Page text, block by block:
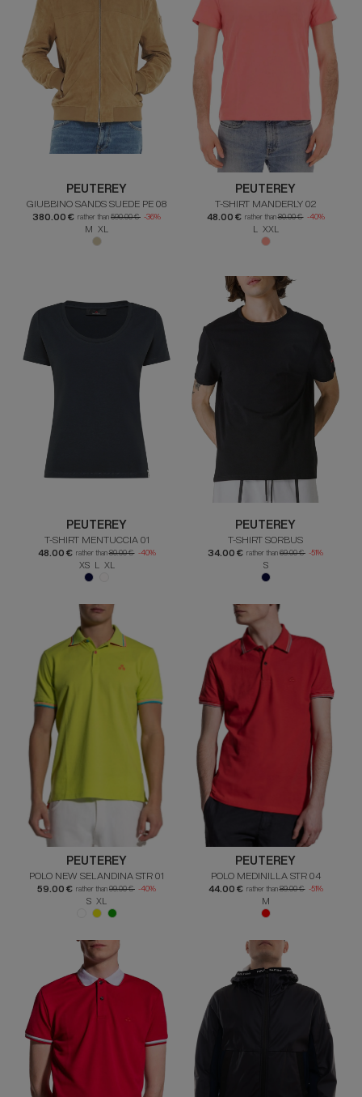
PEUTEREY
GIUBBINO SANDS SUEDE PE 08
380.00 € rather than 590.00 € -36%
M XL
PEUTEREY
T-SHIRT MANDERLY 02
48.00 € rather than80.00 € -40%
L XXL
PEUTEREY
T-SHIRT MENTUCCIA 01
48.00 € rather than80.00 € -40%
XS L XL
PEUTEREY
T-SHIRT SORBUS
34.00 € rather than 69.00 € -51%
S
PEUTEREY
POLO NEW SELANDINA STR 01
59.00 € rather than 99.00 € -40%
S XL
PEUTEREY
POLO MEDINILLA STR 04
44.00 € rather than89.00 € -51%
M